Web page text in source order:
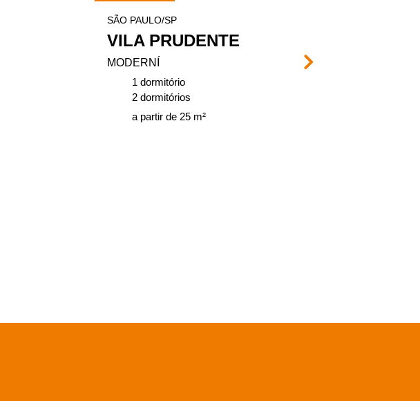
SÃO PAULO/SP
VILA PRUDENTE
MODERNÍ
1 dormitório
2 dormitórios
a partir de 25 m²